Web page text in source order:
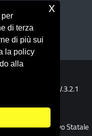
V.3.2.1
Comprensivo Statale
di terza
di più sui
la policy
alla
x